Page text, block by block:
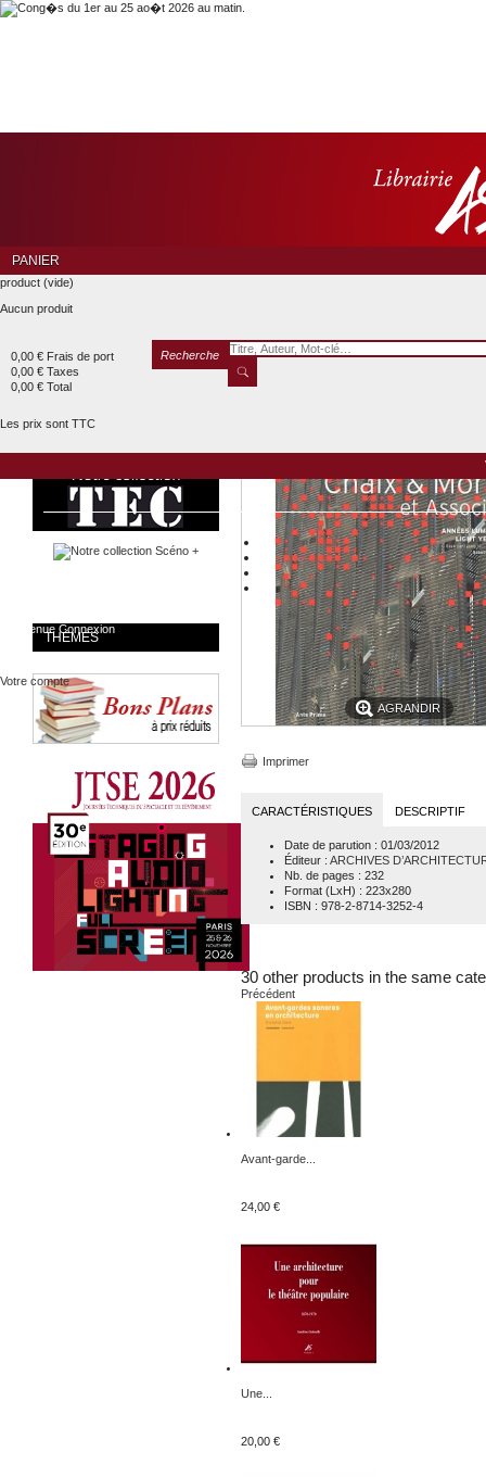
Recherche
PANIER
product (vide)
Aucun produit
0,00 € Frais de port
0,00 € Taxes
0,00 € Total
Les prix sont TTC
Bienvenue Connexion
Votre compte
THÈMES
AGRANDIR
Imprimer
CARACTÉRISTIQUES DESCRIPTIF
Date de parution : 01/03/2012
Éditeur : ARCHIVES
Nb. de pages : 232
Format (LxH) : 223x280
ISBN : 978-2-8714-3252-4
30 other products in the same
Précédent
Avant-garde...
24,00 €
Une...
20,00 €